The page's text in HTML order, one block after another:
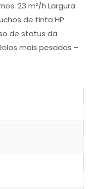
23 m²/h Largura
de tinta HP
de status da
mais pesados –